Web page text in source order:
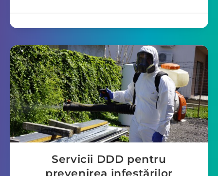
Servicii DDD pentru
prevenirea infestărilor